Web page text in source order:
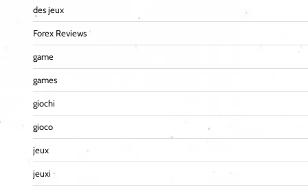
des jeux
Forex Reviews
game
games
giochi
gioco
jeux
jeuxi